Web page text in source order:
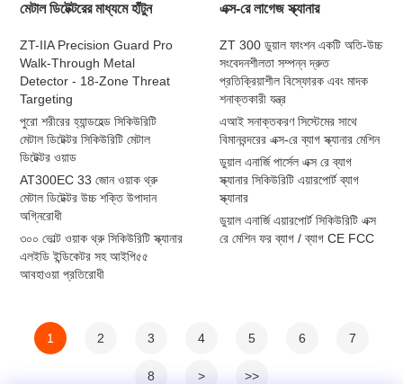
মেটাল ডিটেক্টরের মাধ্যমে হাঁটুন
ZT-IIA Precision Guard Pro
Walk-Through Metal
Detector - 18-Zone Threat
Targeting
পুরো শরীরের হ্যান্ডহেল্ড সিকিউরিটি
মেটাল ডিটেক্টর সিকিউরিটি মেটাল
ডিটেক্টর ওয়াড
AT300EC 33 জোন ওয়াক থ্রু
মেটাল ডিটেক্টর উচ্চ শক্তি উপাদান
অগ্নিরোধী
৩০০ ভোল্ট ওয়াক থ্রু সিকিউরিটি স্ক্যানার
এলইডি ইন্ডিকেটর সহ আইপি৫৫
আবহাওয়া প্রতিরোধী
এক্স-রে লাগেজ স্ক্যানার
ZT 300 ডুয়াল ফাংশন একটি অতি-উচ্চ
সংবেদনশীলতা সম্পন্ন দ্রুত
প্রতিক্রিয়াশীল বিস্ফোরক এবং মাদক
শনাক্তকারী যন্ত্র
এআই সনাক্তকরণ সিস্টেমের সাথে
বিমানবন্দরের এক্স-রে ব্যাগ স্ক্যানার মেশিন
ডুয়াল এনার্জি পার্সেল এক্স রে ব্যাগ
স্ক্যানার সিকিউরিটি এয়ারপোর্ট ব্যাগ
স্ক্যানার
ডুয়াল এনার্জি এয়ারপোর্ট সিকিউরিটি এক্স
রে মেশিন ফর ব্যাগ / ব্যাগ CE FCC
1 2 3 4 5 6 7
8 > >>